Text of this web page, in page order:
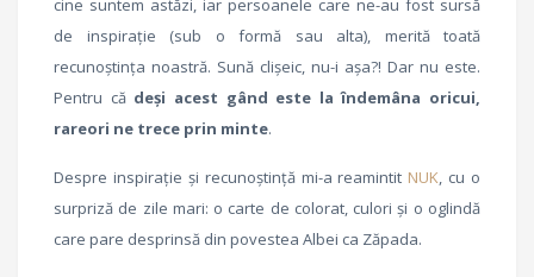
cine suntem astăzi, iar persoanele care ne-au fost sursă
de inspirație (sub o formă sau alta), merită toată
recunoștința noastră. Sună clișeic, nu-i așa?! Dar nu este.
Pentru că deși acest gând este la îndemâna oricui,
rareori ne trece prin minte.
Despre inspirație și recunoștință mi-a reamintit NUK, cu o
surpriză de zile mari: o carte de colorat, culori și o oglindă
care pare desprinsă din povestea Albei ca Zăpada.